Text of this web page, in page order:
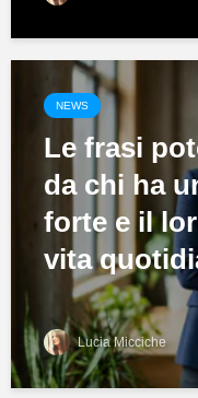
NEWS
Le frasi
da chi ha
forte e il
vita
Lucia Micciche